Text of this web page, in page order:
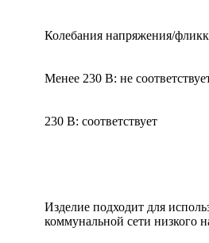
Колебания напряжения/
Менее 230 В: не
230 В: соответствует
Изделие подходит для
коммунальной сети низкого